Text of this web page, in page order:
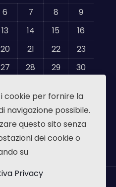
6 7 8
9
13 14 15
16
20 21 22
23
27 28 29
30
cookie per fornire la
navigazione possibile.
questo sito senza
dei cookie o
su
Privacy